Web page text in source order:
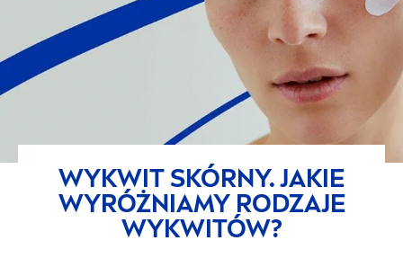
WYKWIT SKÓRNY. JAKIE
WYRÓŻNIAMY RODZAJE
WYKWITÓW?